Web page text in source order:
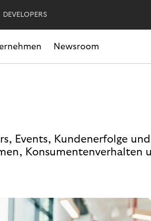
DEVELOPERS
Newsroom
Events, Kundenerfolge
Konsumentenverhalten